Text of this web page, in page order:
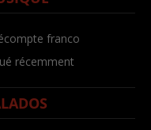
franco
récemment